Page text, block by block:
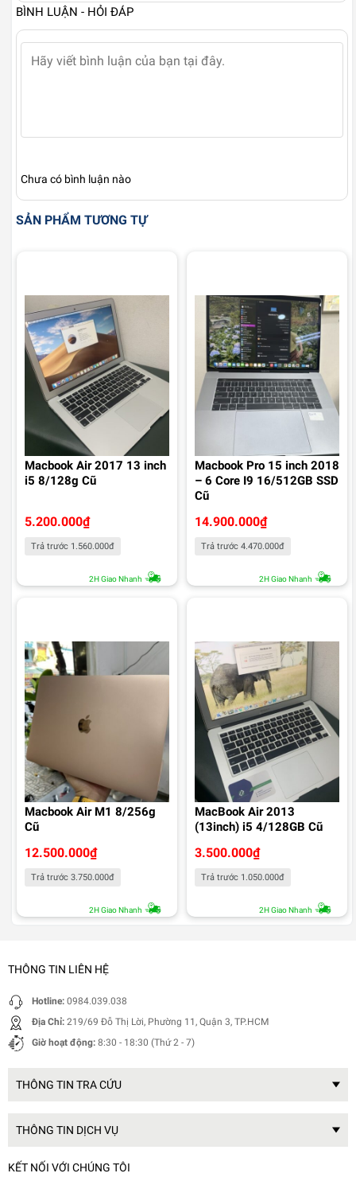
BÌNH LUẬN - HỎI ĐÁP
Chưa có bình luận nào
SẢN PHẨM TƯƠNG TỰ
Macbook Air 2017 13 inch
i5 8/128g Cũ
5.200.000₫
Trả trước 1.560.000đ
2H Giao Nhanh
Macbook Pro 15 inch 2018
– 6 Core I9 16/512GB SSD
Cũ
14.900.000₫
Trả trước 4.470.000đ
2H Giao Nhanh
Macbook Air M1 8/256g
Cũ
12.500.000₫
Trả trước 3.750.000đ
2H Giao Nhanh
MacBook Air 2013
(13inch) i5 4/128GB Cũ
3.500.000₫
Trả trước 1.050.000đ
2H Giao Nhanh
THÔNG TIN LIÊN HỆ
Hotline: 0984.039.038
Địa Chỉ: 219/69 Đỗ Thị Lời, Phường 11, Quận 3, TP.HCM
Giờ hoạt động: 8:30 - 18:30 (Thứ 2 - 7)
THÔNG TIN TRA CỨU
THÔNG TIN DỊCH VỤ
KẾT NỐI VỚI CHÚNG TÔI